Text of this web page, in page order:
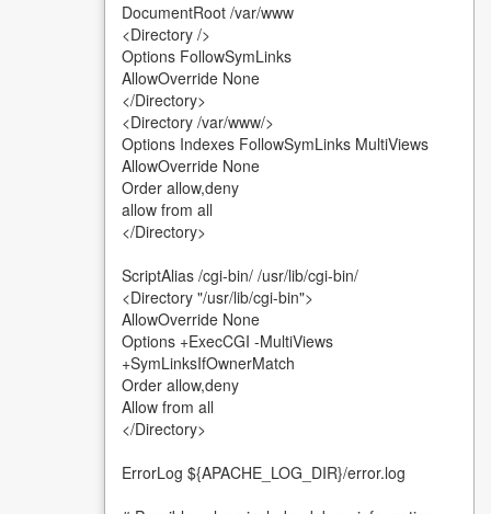
DocumentRoot /var/www
<Directory />
Options FollowSymLinks
AllowOverride None
</Directory>
<Directory /var/www/>
Options Indexes FollowSymLinks MultiViews
AllowOverride None
Order allow,deny
allow from all
</Directory>
ScriptAlias /cgi-bin/ /usr/lib/cgi-bin/
<Directory "/usr/lib/cgi-bin">
AllowOverride None
Options +ExecCGI -MultiViews
+SymLinksIfOwnerMatch
Order allow,deny
Allow from all
</Directory>
ErrorLog ${APACHE_LOG_DIR}/error.log